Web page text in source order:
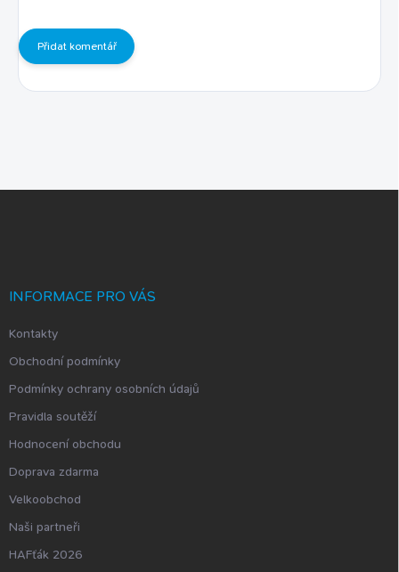
Přidat komentář
INFORMACE PRO VÁS
Kontakty
Obchodní podmínky
Podmínky ochrany osobních údajů
Pravidla soutěží
Hodnocení obchodu
Doprava zdarma
Velkoobchod
Naši partneři
HAFťák 2026